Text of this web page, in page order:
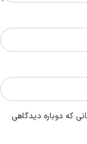
که دوباره دیدگاهی